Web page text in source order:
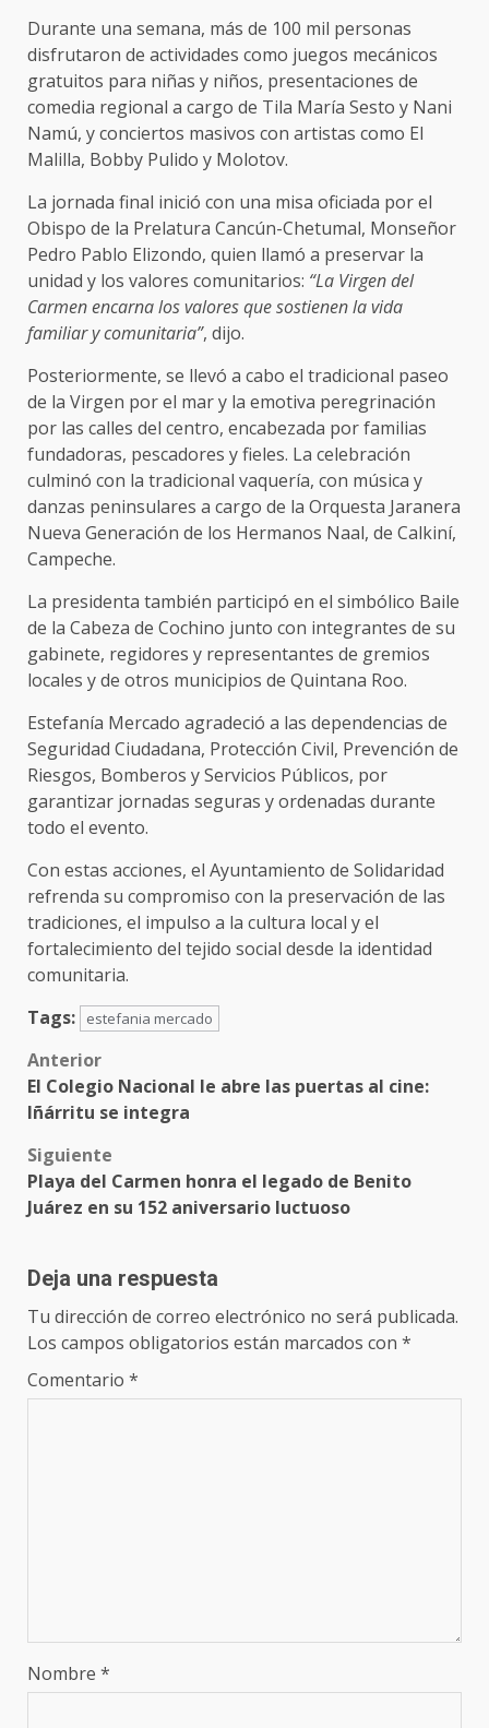
Durante una semana, más de 100 mil personas
disfrutaron de actividades como juegos mecánicos
gratuitos para niñas y niños, presentaciones de
comedia regional a cargo de Tila María Sesto y Nani
Namú, y conciertos masivos con artistas como El
Malilla, Bobby Pulido y Molotov.
La jornada final inició con una misa oficiada por el
Obispo de la Prelatura Cancún-Chetumal, Monseñor
Pedro Pablo Elizondo, quien llamó a preservar la
unidad y los valores comunitarios: “La Virgen del
Carmen encarna los valores que sostienen la vida
familiar y comunitaria”, dijo.
Posteriormente, se llevó a cabo el tradicional paseo
de la Virgen por el mar y la emotiva peregrinación
por las calles del centro, encabezada por familias
fundadoras, pescadores y fieles. La celebración
culminó con la tradicional vaquería, con música y
danzas peninsulares a cargo de la Orquesta Jaranera
Nueva Generación de los Hermanos Naal, de Calkiní,
Campeche.
La presidenta también participó en el simbólico Baile
de la Cabeza de Cochino junto con integrantes de su
gabinete, regidores y representantes de gremios
locales y de otros municipios de Quintana Roo.
Estefanía Mercado agradeció a las dependencias de
Seguridad Ciudadana, Protección Civil, Prevención de
Riesgos, Bomberos y Servicios Públicos, por
garantizar jornadas seguras y ordenadas durante
todo el evento.
Con estas acciones, el Ayuntamiento de Solidaridad
refrenda su compromiso con la preservación de las
tradiciones, el impulso a la cultura local y el
fortalecimiento del tejido social desde la identidad
comunitaria.
Tags:
estefania mercado
Post
navigation
Anterior
El Colegio Nacional le abre las puertas al cine:
Iñárritu se integra
Siguiente
Playa del Carmen honra el legado de Benito
Juárez en su 152 aniversario luctuoso
Deja una respuesta
Tu dirección de correo electrónico no será publicada.
Los campos obligatorios están marcados con *
Comentario *
Nombre *